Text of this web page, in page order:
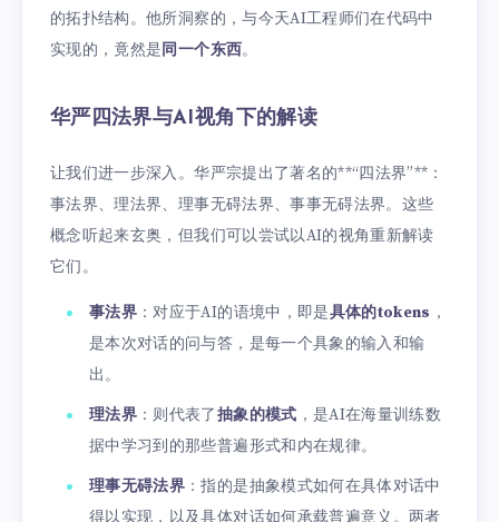
的拓扑结构。他所洞察的，与今天AI工程师们在代码中
实现的，竟然是 同一个东西。
华严四法界与AI视角下的解读
让我们进一步深入。华严宗提出了著名的**“四法界”**：
事法界、理法界、理事无碍法界、事事无碍法界。这些
概念听起来玄奥，但我们可以尝试以AI的视角重新解读
它们。
事法界 ：对应于AI的语境中，即是具体的tokens ，
是本次对话的问与答，是每一个具象的输入和输
出。
理法界 ：则代表了抽象的模式 ，是AI在海量训练数
据中学习到的那些普遍形式和内在规律。
理事无碍法界 ：指的是抽象模式如何在具体对话中
得以实现，以及具体对话如何承载普遍意义。两者